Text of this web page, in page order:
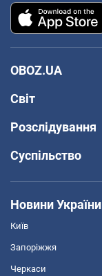
OBOZ.UA
Світ
Розслідування
Суспільство
Новини України
Київ
Запоріжжя
Черкаси